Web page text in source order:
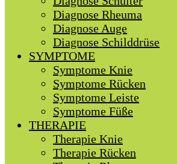
Diagnose Rheuma
Diagnose Auge
Diagnose Schilddrüse
SYMPTOME
Symptome Knie
Symptome Rücken
Symptome Leiste
Symptome Füße
THERAPIE
Therapie Knie
Therapie Rücken